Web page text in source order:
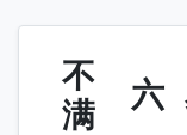
不
满
六